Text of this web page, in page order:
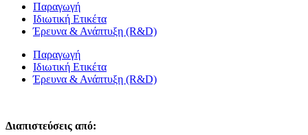
Παραγωγή
Ιδιωτική Ετικέτα
Έρευνα & Ανάπτυξη (R&D)
Παραγωγή
Ιδιωτική Ετικέτα
Έρευνα & Ανάπτυξη (R&D)
Διαπιστεύσεις από: